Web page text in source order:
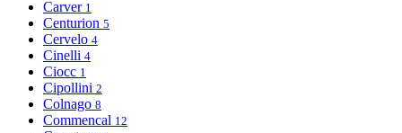
Carver 1
Centurion 5
Cervelo 4
Cinelli 4
Ciocc 1
Cipollini 2
Colnago 8
Commencal 12